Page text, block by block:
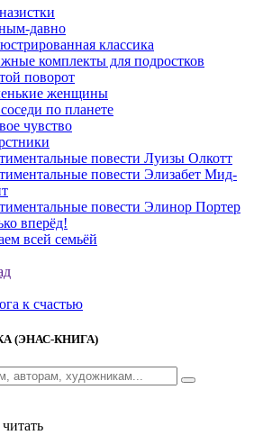
давно
классика
комплекты для подростков
поворот
женщины
по планете
чувство
повести Луизы Олкотт
повести Элизабет Мид-
повести Элинор Портер
вперёд!
всей семьёй
к счастью
(ЭНАС-КНИГА)